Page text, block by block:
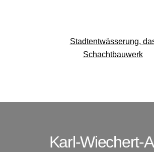
Stadtentwässerung,
Schachtbauwerk
Karl-Wiechert-